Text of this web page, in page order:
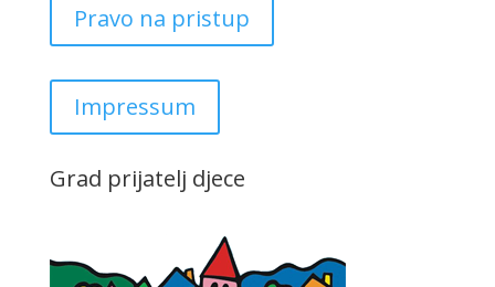
Pravo na pristup
Impressum
Grad prijatelj djece